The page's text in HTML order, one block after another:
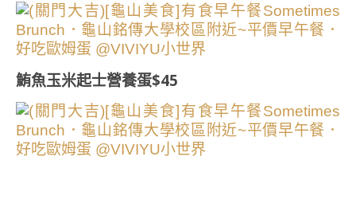
鮪魚玉米起士營養蛋$45